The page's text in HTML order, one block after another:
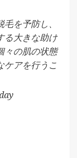
を予防し、
る大きな助け
々の肌の状態
ケアを行うこ